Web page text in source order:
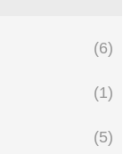
(6)
(1)
(5)